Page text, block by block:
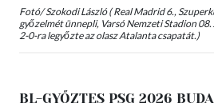
Fotó/ Szokodi László ( Real Madrid 6.,
győzelmét ünnepli, Varsó Nemzeti Stadion
2-0-ra legyőzte az olasz Atalanta csapatát.)
BL-GYŐZTES PSG 2026